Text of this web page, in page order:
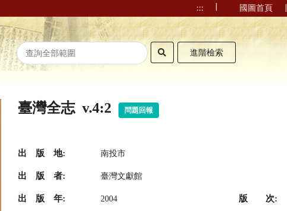
::: | 國圖首頁 |
進階檢索
臺灣全志 v.4:2 問題回報
出 版 地: 南投市
出 版 者: 臺灣文獻館
出 版 年: 2004 版 次: